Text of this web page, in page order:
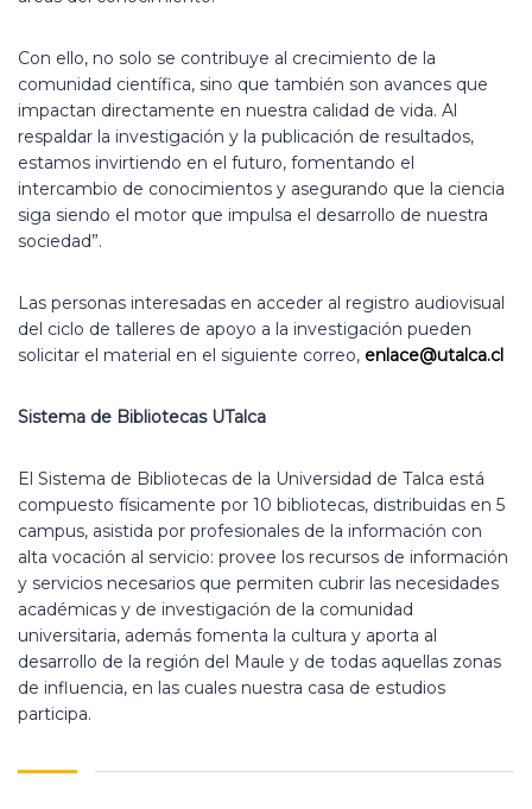
Con ello, no solo se contribuye al crecimiento de la
comunidad científica, sino que también son avances que
impactan directamente en nuestra calidad de vida. Al
respaldar la investigación y la publicación de resultados,
estamos invirtiendo en el futuro, fomentando el
intercambio de conocimientos y asegurando que la ciencia
siga siendo el motor que impulsa el desarrollo de nuestra
sociedad”.
Las personas interesadas en acceder al registro audiovisual
del ciclo de talleres de apoyo a la investigación pueden
solicitar el material en el siguiente correo, enlace@utalca.cl
Sistema de Bibliotecas UTalca
El Sistema de Bibliotecas de la Universidad de Talca está
compuesto físicamente por 10 bibliotecas, distribuidas en 5
campus, asistida por profesionales de la información con
alta vocación al servicio: provee los recursos de información
y servicios necesarios que permiten cubrir las necesidades
académicas y de investigación de la comunidad
universitaria, además fomenta la cultura y aporta al
desarrollo de la región del Maule y de todas aquellas zonas
de influencia, en las cuales nuestra casa de estudios
participa.